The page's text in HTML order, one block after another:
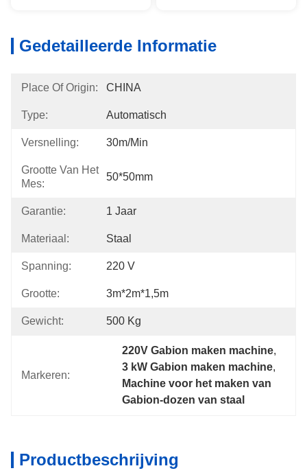
Gedetailleerde Informatie
Place Of Origin: CHINA
Type: Automatisch
Versnelling: 30m/min
Grootte Van Het
Mes:
50*50mm
Garantie: 1 Jaar
Materiaal: Staal
Spanning: 220 V
Grootte: 3m*2m*1,5m
Gewicht: 500 Kg
Markeren:
220V Gabion maken machine,
3 kW Gabion maken machine,
Machine voor het maken van
Gabion-dozen van staal
Productbeschrijving